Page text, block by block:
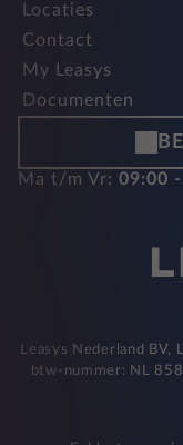
Locaties
Contact
My Leasys
Documenten
Ma t/m Vr: 09:00
Leasys Nederland
btw-nummer: NL